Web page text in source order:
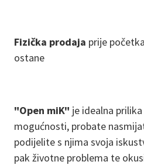
Fizička prodaja prije
ostane
"Open miK" je idealna
mogućnosti, probate
podijelite s njima svoja
pak životne problema te